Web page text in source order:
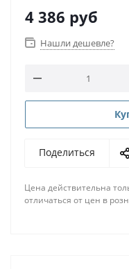
4 386 руб
Нашли дешевле?
Поделиться
Цена действительна
отличаться от цен в